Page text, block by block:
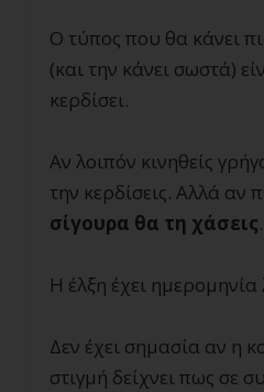
Ο τύπος που θα κάνει
(και την κάνει σωστά)
κερδίσει.
Αν λοιπόν κινηθείς
την κερδίσεις. Αλλά αν
σίγουρα θα τη χάσεις.
Η έλξη έχει ημερομηνία
Δεν έχει σημασία αν η
στιγμή δείχνει πως σε